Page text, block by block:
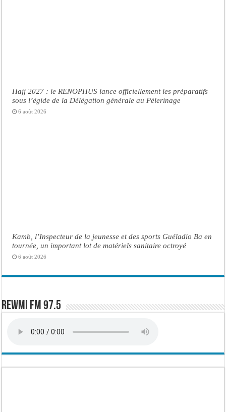
Hajj 2027 : le RENOPHUS lance officiellement les préparatifs
sous l’égide de la Délégation générale au Pèlerinage
6 août 2026
Kamb, l’Inspecteur de la jeunesse et des sports Guéladio Ba en
tournée, un important lot de matériels sanitaire octroyé
6 août 2026
Rewmi FM 97.5